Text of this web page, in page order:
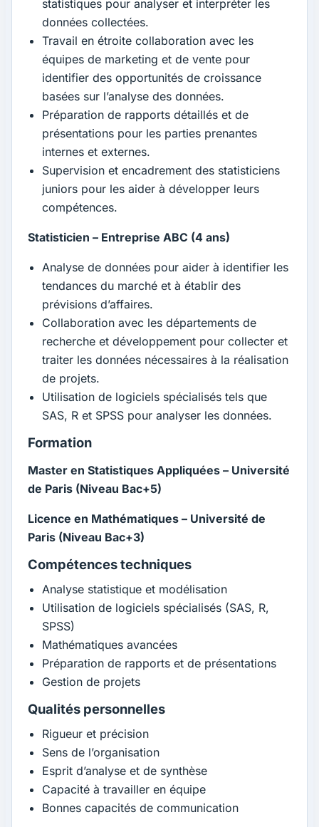
statistiques pour analyser et interpréter les
données collectées.
Travail en étroite collaboration avec les
équipes de marketing et de vente pour
identifier des opportunités de croissance
basées sur l’analyse des données.
Préparation de rapports détaillés et de
présentations pour les parties prenantes
internes et externes.
Supervision et encadrement des statisticiens
juniors pour les aider à développer leurs
compétences.
Statisticien – Entreprise ABC (4 ans)
Analyse de données pour aider à identifier les
tendances du marché et à établir des
prévisions d’affaires.
Collaboration avec les départements de
recherche et développement pour collecter et
traiter les données nécessaires à la réalisation
de projets.
Utilisation de logiciels spécialisés tels que
SAS, R et SPSS pour analyser les données.
Formation
Master en Statistiques Appliquées – Université
de Paris (Niveau Bac+5)
Licence en Mathématiques – Université de
Paris (Niveau Bac+3)
Compétences techniques
Analyse statistique et modélisation
Utilisation de logiciels spécialisés (SAS, R,
SPSS)
Mathématiques avancées
Préparation de rapports et de présentations
Gestion de projets
Qualités personnelles
Rigueur et précision
Sens de l’organisation
Esprit d’analyse et de synthèse
Capacité à travailler en équipe
Bonnes capacités de communication